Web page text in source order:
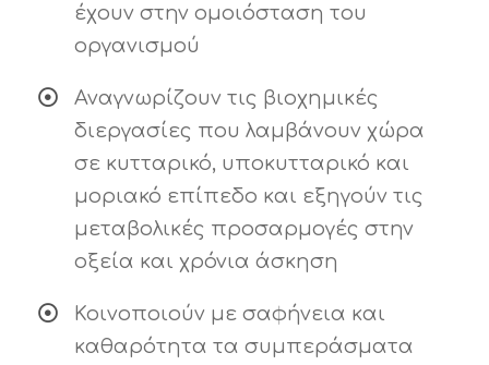
έχουν στην ομοιόσταση του
οργανισμού
Αναγνωρίζουν τις βιοχημικές
διεργασίες που λαμβάνουν χώρα
σε κυτταρικό, υποκυτταρικό και
μοριακό επίπεδο και εξηγούν τις
μεταβολικές προσαρμογές στην
οξεία και χρόνια άσκηση
Κοινοποιούν με σαφήνεια και
καθαρότητα τα συμπεράσματα